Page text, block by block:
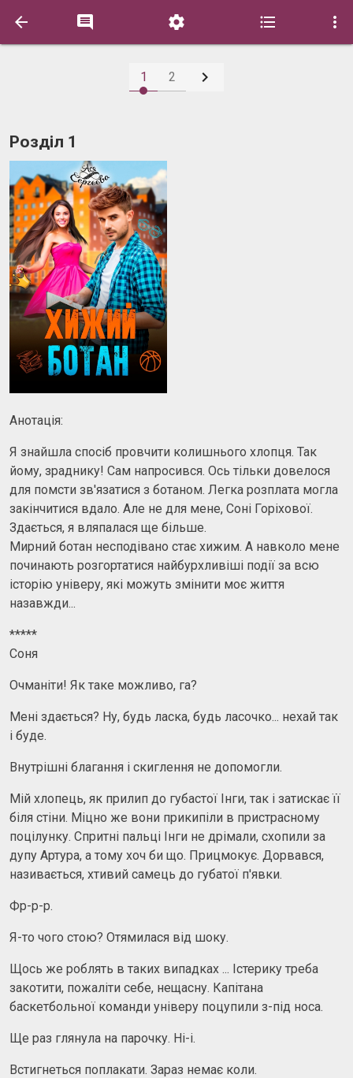
    
1 2 
Роздiл 1
Анотація:
Я знайшла спосіб провчити колишнього хлопця. Так
йому, зраднику! Сам напросився. Ось тільки довелося
для помсти зв'язатися з ботаном. Легка розплата могла
закінчитися вдало. Але не для мене, Соні Горiхової.
Здається, я вляпалася ще більше.
Мирний ботан несподівано стає хижим. А навколо мене
починають розгортатися найбурхливіші події за всю
історію універу, які можуть змінити моє життя
назавжди...
*****
Соня
Очманіти! Як таке можливо, га?
Мені здається? Ну, будь ласка, будь ласочко... нехай так
і буде.
Внутрішні благання і скиглення не допомогли.
Мій хлопець, як прилип до губастої Інги, так і затискає її
біля стіни. Міцно же вони прикипiли в пристрасному
поцілунку. Спритні пальці Інги не дрімали, схопили за
дупу Артура, а тому хоч би що. Прицмокує. Дорвався,
називається, хтивий самець до губатої п'явки.
Фр-р-р.
Я-то чого стою? Отямилася від шоку.
Щось же роблять в таких випадках ... Істерику треба
закотити, пожаліти себе, нещасну. Капітана
баскетбольної команди універу поцупили з-під носа.
Ще раз глянула на парочку. Ні-і.
Встигнеться поплакати. Зараз немає коли.